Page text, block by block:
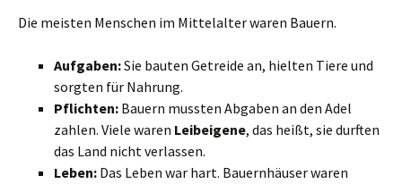
Die meisten Menschen im Mittelalter waren Bauern.
Aufgaben:Sie bauten Getreide an, hielten Tiere und
sorgten für Nahrung.
Pflichten: Bauern mussten Abgaben an den Adel
zahlen. Viele waren Leibeigene, das heißt, sie durften
das Land nicht verlassen.
Leben: Das Leben war hart. Bauernhäuser waren